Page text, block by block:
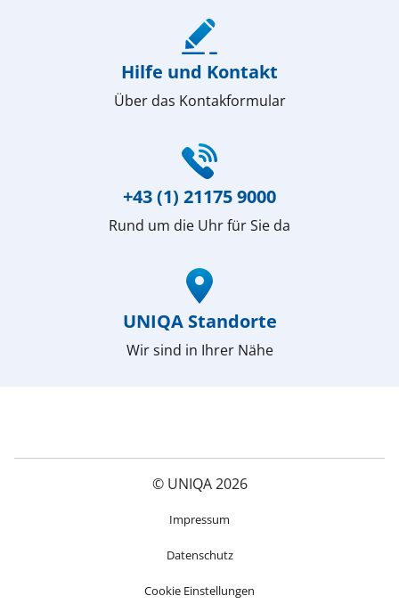
Hilfe und Kontakt
Über das Kontakformular
+43 (1) 21175 9000
Rund um die Uhr für Sie da
UNIQA Standorte
Wir sind in Ihrer Nähe
© UNIQA 2026
Impressum
Datenschutz
Cookie Einstellungen